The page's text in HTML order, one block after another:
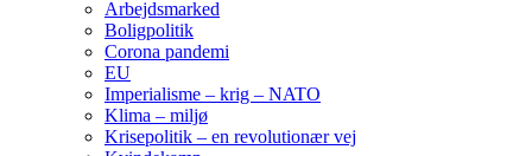
Arbejdsmarked
Boligpolitik
Corona pandemi
EU
Imperialisme – krig – NATO
Klima – miljø
Krisepolitik – en revolutionær vej